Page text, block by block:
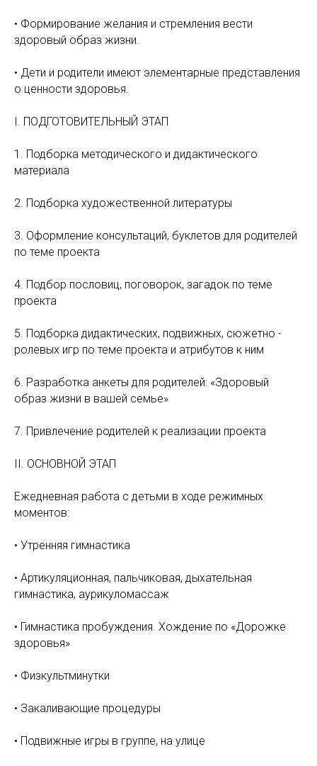
• Формирование желания и стремления вести
здоровый образ жизни.
• Дети и родители имеют элементарные представления
о ценности здоровья.
I. ПОДГОТОВИТЕЛЬНЫЙ ЭТАП
1. Подборка методического и дидактического
материала
2. Подборка художественной литературы
3. Оформление консультаций, буклетов для родителей
по теме проекта
4. Подбор пословиц, поговорок, загадок по теме
проекта
5. Подборка дидактических, подвижных, сюжетно -
ролевых игр по теме проекта и атрибутов к ним
6. Разработка анкеты для родителей: «Здоровый
образ жизни в вашей семье»
7. Привлечение родителей к реализации проекта
II. ОСНОВНОЙ ЭТАП
Ежедневная работа с детьми в ходе режимных
моментов:
• Утренняя гимнастика
• Артикуляционная, пальчиковая, дыхательная
гимнастика, аурикуломассаж
• Гимнастика пробуждения. Хождение по «Дорожке
здоровья»
• Физкультминутки
• Закаливающие процедуры
• Подвижные игры в группе, на улице